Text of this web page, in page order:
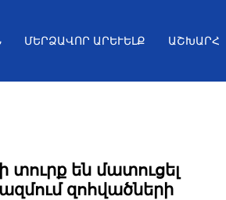
ՄԵՐՁԱՎՈՐ ԱՐԵՒԵԼՔ ԱՇԽԱՐՀ
են մատուցել
զոհվածների